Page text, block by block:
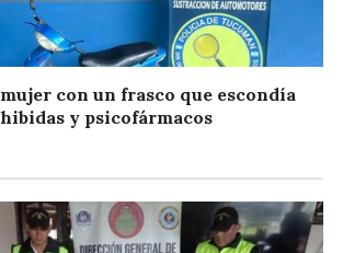
con un frasco que escondía
y psicofármacos